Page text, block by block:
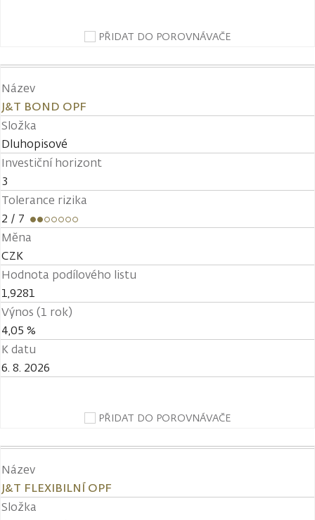
PŘIDAT DO POROVNÁVAČE
Název
J&T BOND OPF
Složka
Dluhopisové
Investiční horizont
3
Tolerance rizika
2 / 7
Měna
CZK
Hodnota podílového listu
1,9281
Výnos (1 rok)
4,05 %
K datu
6. 8. 2026
PŘIDAT DO POROVNÁVAČE
Název
J&T FLEXIBILNÍ OPF
Složka